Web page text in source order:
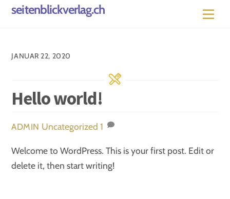
Skipseitenblickverlag.ch
JANUAR 22, 2020
Hello world!
ADMIN Uncategorized 1
Welcome to WordPress. This is your first post. Edit or
delete it, then start writing!